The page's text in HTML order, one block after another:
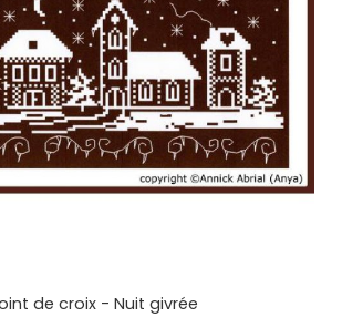
de croix - Nuit givrée